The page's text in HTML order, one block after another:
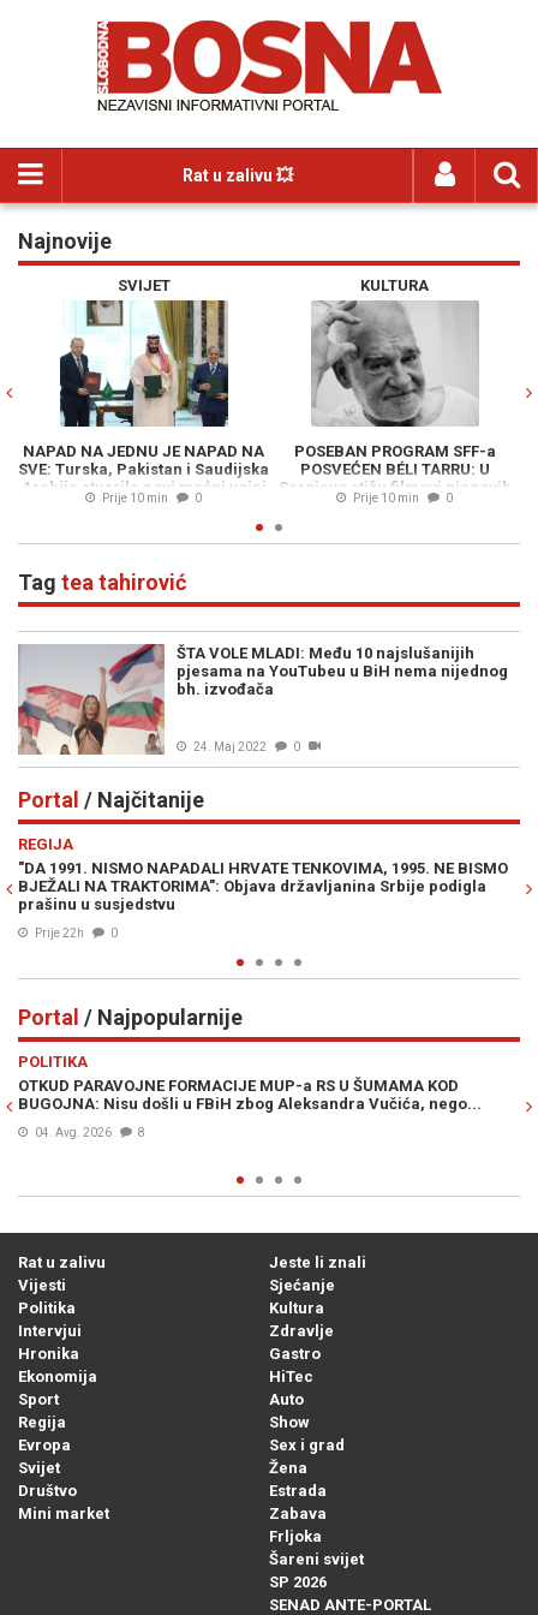
Rat u zalivu 💥
Najnovije
SVIJET
NAPAD NA JEDNU JE NAPAD NA
SVE: Turska, Pakistan i Saudijska
Arabija stvorile novi moćni vojni
savez
Prije 10 min 0
KULTURA
POSEBAN PROGRAM SFF-a
POSVEĆEN BÉLI TARRU: U
Sarajevo stižu filmovi njegovih
najuspješnijih studenata
Prije 10 min 0
Tag tea tahirović
ŠTA VOLE MLADI: Među 10 najslušanijih
pjesama na YouTubeu u BiH nema nijednog
bh. izvođača
24. Maj 2022 0
Portal / Najčitanije
REGIJA
"DA 1991. NISMO NAPADALI HRVATE TENKOVIMA, 1995. NE BISMO
BJEŽALI NA TRAKTORIMA": Objava državljanina Srbije podigla
prašinu u susjedstvu
Prije 22h 0
Portal / Najpopularnije
POLITIKA
OTKUD PARAVOJNE FORMACIJE MUP-a RS U ŠUMAMA KOD
BUGOJNA: Nisu došli u FBiH zbog Aleksandra Vučića, nego...
04. Avg. 2026 8
Rat u zalivu
Vijesti
Politika
Intervjui
Hronika
Ekonomija
Sport
Regija
Evropa
Svijet
Društvo
Mini market
Jeste li znali
Sjećanje
Kultura
Zdravlje
Gastro
HiTec
Auto
Show
Sex i grad
Žena
Estrada
Zabava
Frljoka
Šareni svijet
SP 2026
SENAD ANTE-PORTAL